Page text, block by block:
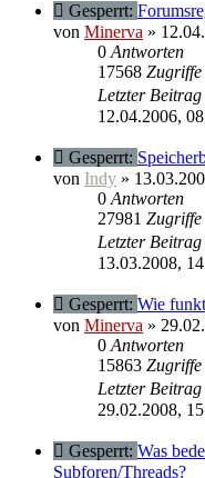
Gesperrt:
von Minerva »
0 Antworten
17568 Zugriffe
Letzter Beitrag
12.04.2006,
Gesperrt:
von Indy »
0 Antworten
27981 Zugriffe
Letzter Beitrag
13.03.2008,
Gesperrt: Wie
von Minerva »
0 Antworten
15863 Zugriffe
Letzter Beitrag
29.02.2008,
Gesperrt: Was
Subforen/Threads?